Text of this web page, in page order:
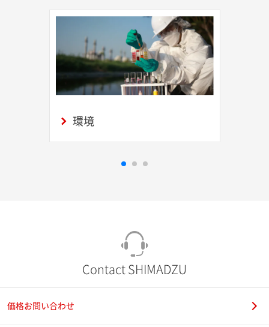
環境
Contact SHIMADZU
価格お問い合わせ